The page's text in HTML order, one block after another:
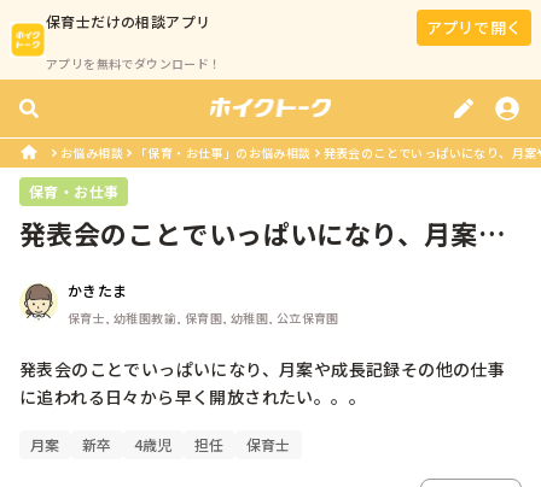
保育士だけの相談アプリ
アプリを無料でダウンロード！
アプリで開く
お悩み相談 「保育・お仕事」のお悩み相談 発表会のことでいっぱいになり、月
保育・お仕事
発表会のことでいっぱいになり、月案や
かきたま
保育士, 幼稚園教諭, 保育園, 幼稚園, 公立保育園
発表会のことでいっぱいになり、月案や成長記録その他の仕事
に追われる日々から早く開放されたい。。。
月案 新卒 4歳児 担任 保育士